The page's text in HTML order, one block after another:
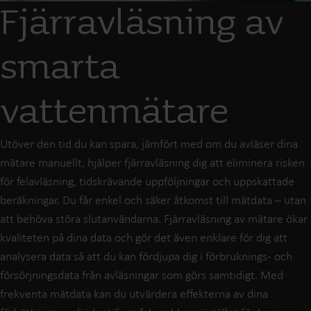
Fjärravläsning av
smarta
vattenmätare
Utöver den tid du kan spara, jämfört med om du avläser dina
mätare manuellt, hjälper fjärravläsning dig att eliminera risken
för felavläsning, tidskrävande uppföljningar och uppskattade
beräkningar. Du får enkel och säker åtkomst till mätdata – utan
att behöva störa slutanvändarna. Fjärravläsning av mätare ökar
kvaliteten på dina data och gör det även enklare för dig att
analysera data så att du kan fördjupa dig i förbruknings- och
försörjningsdata från avläsningar som görs samtidigt. Med
frekventa mätdata kan du utvärdera effekterna av dina